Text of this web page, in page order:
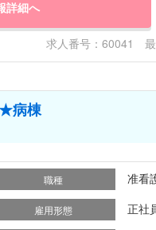
詳細へ
求人番号：60041
病棟
職種 准看
雇用形態 正社